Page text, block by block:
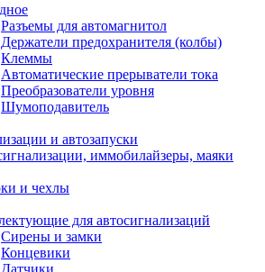
Разъемы для автомагнитол
Держатели предохранителя (колбы)
Клеммы
Автоматические прерыватели тока
Преобразователи уровня
Шумоподавитель
и автозапуски
иммобилайзеры, маяки
и чехлы
для автосигнализаций
Сирены и замки
Концевики
Датчики